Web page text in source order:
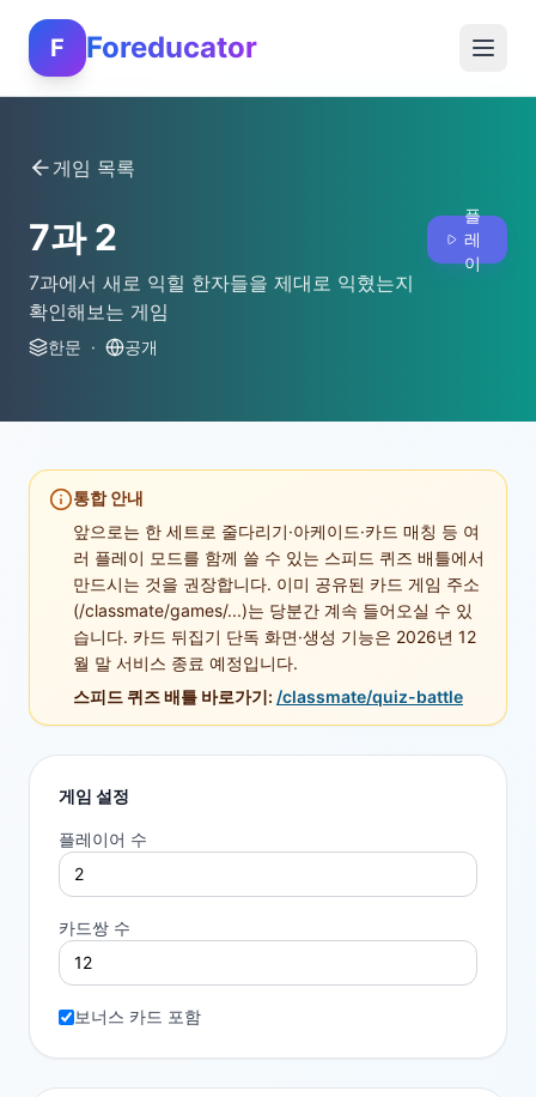
F Foreducator
게임 목록
7과 2
7과에서 새로 익힐 한자들을 제대로 익혔는지
확인해보는 게임
한문 · 공개
플
레
이
통합 안내
앞으로는 한 세트로 줄다리기·아케이드·카드 매칭 등 여
러 플레이 모드를 함께 쓸 수 있는 스피드 퀴즈 배틀에서
만드시는 것을 권장합니다. 이미 공유된 카드 게임 주소
(/classmate/games/...)는 당분간 계속 들어오실 수 있
습니다. 카드 뒤집기 단독 화면·생성 기능은 2026년 12
월 말 서비스 종료 예정입니다.
스피드 퀴즈 배틀 바로가기: /classmate/quiz-battle
게임 설정
플레이어 수
카드쌍 수
보너스 카드 포함